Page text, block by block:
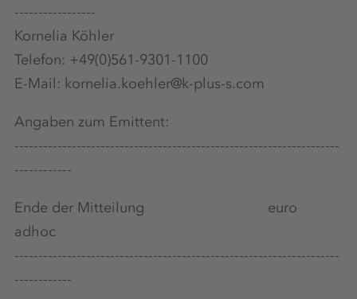
-----------------
Kornelia Köhler
Telefon: +49(0)561-9301-1100
E-Mail: kornelia.koehler@k-plus-s.com
Angaben zum Emittent:
--------------------------------------------------------------------
------------
Ende der Mitteilung euro
adhoc
--------------------------------------------------------------------
------------